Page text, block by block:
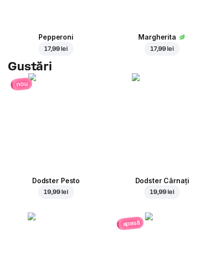
Pepperoni
17,99 lei
Margherita
17,99 lei
Gustări
nou
Dodster Pesto
19,99 lei
Dodster Cârnați
19,99 lei
apasă